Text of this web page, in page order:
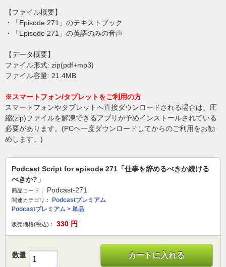
【ファイル概要】
・「Episode 271」のテキストブック
・「Episode 271」の英語のみの音声
【データ概要】
ファイル形式: zip(pdf+mp3)
ファイル容量: 21.4MB
※スマートフォン/タブレットをご利用の方
スマートフォンやタブレットへ直接ダウンロードされる場合は、圧
縮(zip)ファイルを解凍できるアプリが予めインストールされている
必要があります。(PCヘ一度ダウンロードしてからのご利用をお勧
めします。)
Podcast Script for episode 271「仕事を辞めるべきか続ける
べきか?」
商品コード： Podcast-271
関連カテゴリ：
Podcastプレミアム
Podcastプレミアム > 単品
販売価格(税込)： 330 円
数量 カートに入れる